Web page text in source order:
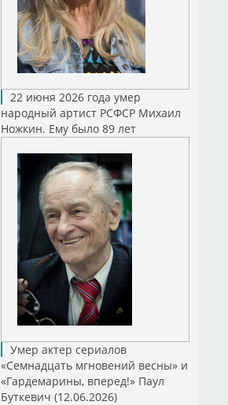
22 июня 2026 года умер
народный артист РСФСР Михаил
Ножкин. Ему было 89 лет
Умер актер сериалов
«Семнадцать мгновений весны» и
«Гардемарины, вперед!» Паул
Буткевич (12.06.2026)